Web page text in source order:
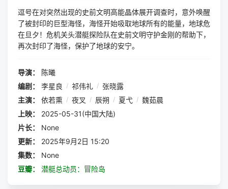
逗号在对突然出现的史前文明高能晶体展开调查时，意外唤醒
了被封印的巨型海怪，海怪开始吸取地球所有的能量，地球危
在旦夕！危机关头潜艇探险队在史前文明守护金刚的帮助下，
再次封印了海怪，保护了地球的安宁。
导演：
陈曦
编剧：
李星良 / 祁伟礼 / 张晓露
主演：
依若熏 / 夜叉 / 辰朔 / 夏弋 / 魏茹晨
上映：
2025-05-31(中国大陆)
片长：
None
更新：
2025年9月2日 15:20
集数：
None
豆瓣：
潜艇总动员：冒险岛